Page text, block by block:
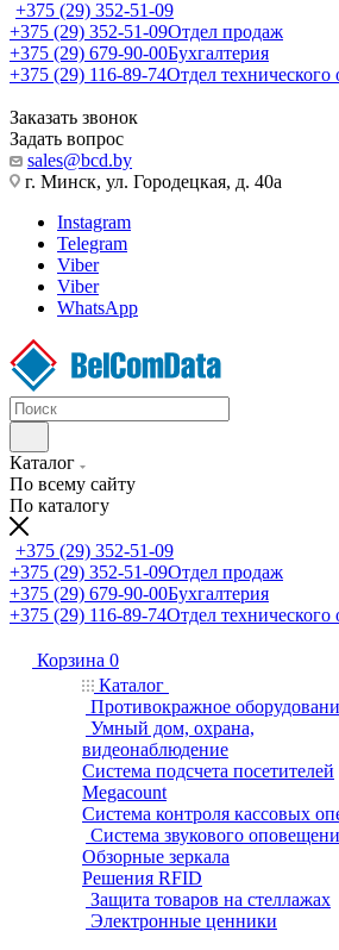
+375 (29) 352-51-09
+375 (29) 352-51-09Отдел продаж
+375 (29) 679-90-00Бухгалтерия
+375 (29) 116-89-74Отдел
Заказать звонок
Задать вопрос
sales@bcd.by
г. Минск, ул. Городецкая, д. 40а
Instagram
Telegram
Viber
Viber
WhatsApp
Каталог
По всему сайту
По каталогу
+375 (29) 352-51-09
+375 (29) 352-51-09Отдел продаж
+375 (29) 679-90-00Бухгалтерия
+375 (29) 116-89-74Отдел
Корзина 0
Каталог
Противокражное
Умный дом, охрана,
видеонаблюдение
Система подсчета посетителей
Megacount
Система контроля кассовых
Система звукового
Обзорные зеркала
Решения RFID
Защита товаров на стеллажах
Электронные ценники